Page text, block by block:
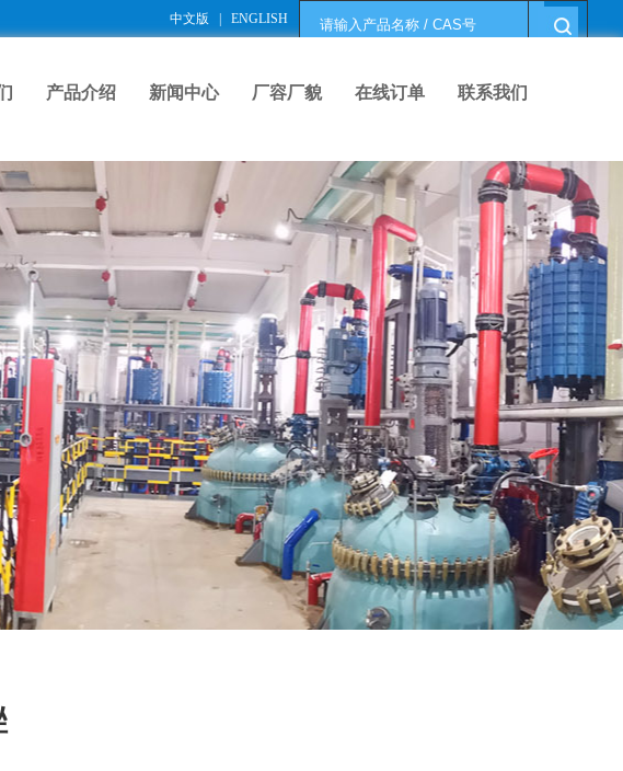
中文版 ENGLISH
产品介绍 新闻中心 厂容厂貌 在线订单 联系我们